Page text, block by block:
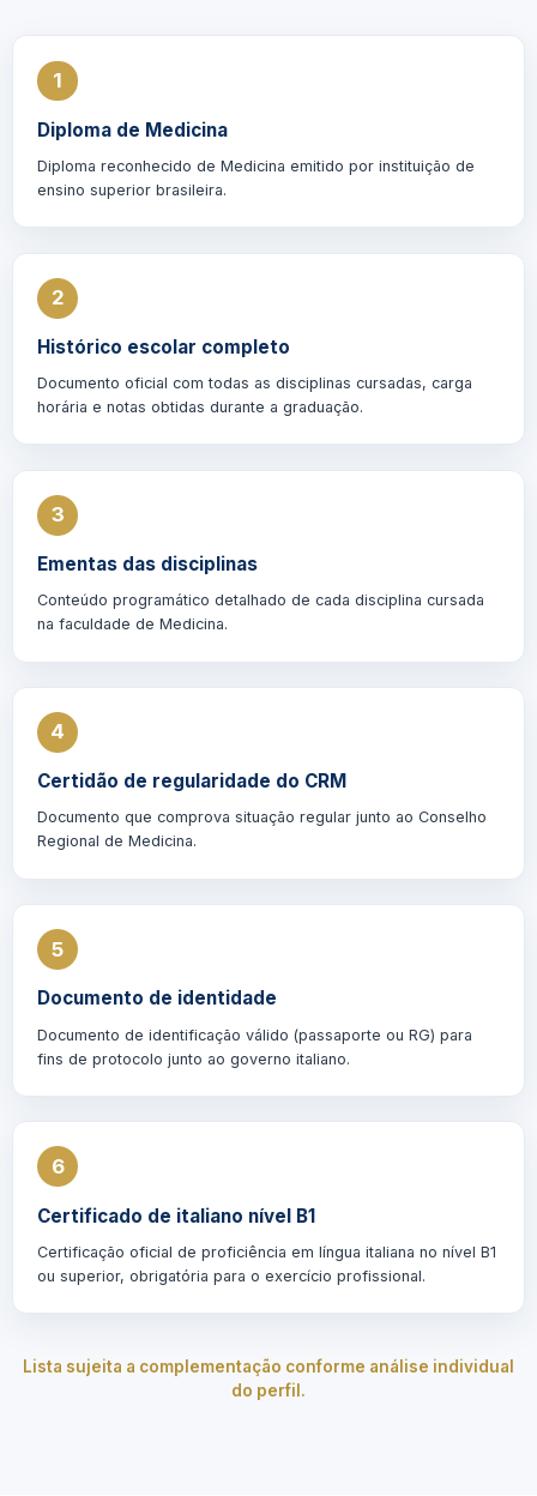
1
Diploma de Medicina
Diploma reconhecido de Medicina emitido por instituição de
ensino superior brasileira.
2
Histórico escolar completo
Documento oficial com todas as disciplinas cursadas, carga
horária e notas obtidas durante a graduação.
3
Ementas das disciplinas
Conteúdo programático detalhado de cada disciplina cursada
na faculdade de Medicina.
4
Certidão de regularidade do CRM
Documento que comprova situação regular junto ao Conselho
Regional de Medicina.
5
Documento de identidade
Documento de identificação válido (passaporte ou RG) para
fins de protocolo junto ao governo italiano.
6
Certificado de italiano nível B1
Certificação oficial de proficiência em língua italiana no nível B1
ou superior, obrigatória para o exercício profissional.
Lista sujeita a complementação conforme análise individual
do perfil.